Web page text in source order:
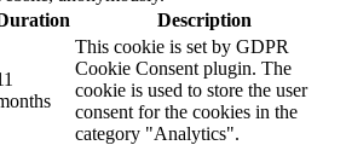
Description
This cookie is set by GDPR
Cookie Consent plugin. The
cookie is used to store the user
consent for the cookies in the
category "Analytics".